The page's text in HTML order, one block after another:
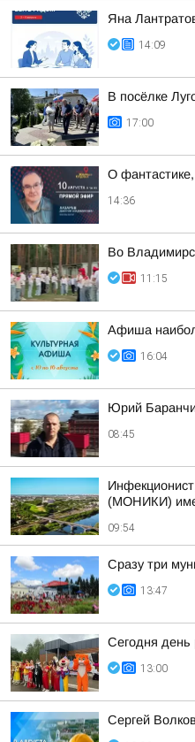
Яна
14:09
В посёлке
17:00
О
14:36
Во
11:15
Афиша
16:04
Юрий
08:45
(МОНИКИ)
09:54
Сразу три
13:47
Сегодня день
13:00
Сергей